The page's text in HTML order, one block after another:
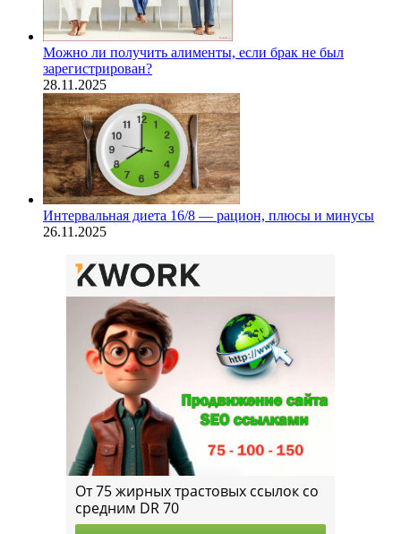
Можно ли получить алименты, если брак не был
зарегистрирован?
28.11.2025
Интервальная диета 16/8 — рацион, плюсы и минусы
26.11.2025